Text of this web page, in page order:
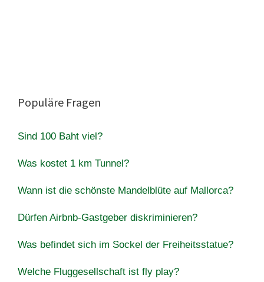
Populäre Fragen
Sind 100 Baht viel?
Was kostet 1 km Tunnel?
Wann ist die schönste Mandelblüte auf Mallorca?
Dürfen Airbnb-Gastgeber diskriminieren?
Was befindet sich im Sockel der Freiheitsstatue?
Welche Fluggesellschaft ist fly play?